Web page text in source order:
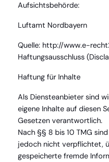
Aufsichtsbehörde:
Luftamt Nordbayern
Quelle: http://www.e-
Haftungsausschluss
Haftung für Inhalte
Als Diensteanbieter sind
eigene Inhalte auf diesen
Gesetzen verantwortlich.
Nach §§ 8 bis 10 TMG
jedoch nicht verpflichtet,
gespeicherte fremde